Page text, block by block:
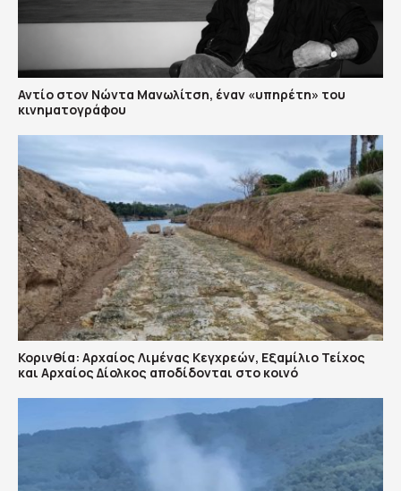
Αντίο στον Νώντα Μανωλίτση, έναν «υπηρέτη» του
κινηματογράφου
Κορινθία: Αρχαίος Λιμένας Κεγχρεών, Εξαμίλιο Τείχος
και Aρχαίος Δίολκος αποδίδονται στο κοινό